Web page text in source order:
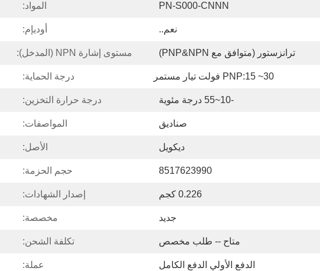
PN-S000-CNNN المواد:
نعم.. أوديإم:
ترانزستور (متوافق مع PNP&NPN) مستوى إشارة NPN (المدخل):
PNP:15 ~30 فولت تيار مستمر درجة الحماية:
-10~55 درجة مئوية درجة حرارة التخزين:
صناديق المواصفات:
ديكويل الأصل:
8517623990 حجم الحزمة:
0.226 كجم إصدار الشهادات:
جديد مخصصة:
متاح -- طلب مخصص تكلفة الشحن:
الدفع الأولي الدفع الكامل عملة: